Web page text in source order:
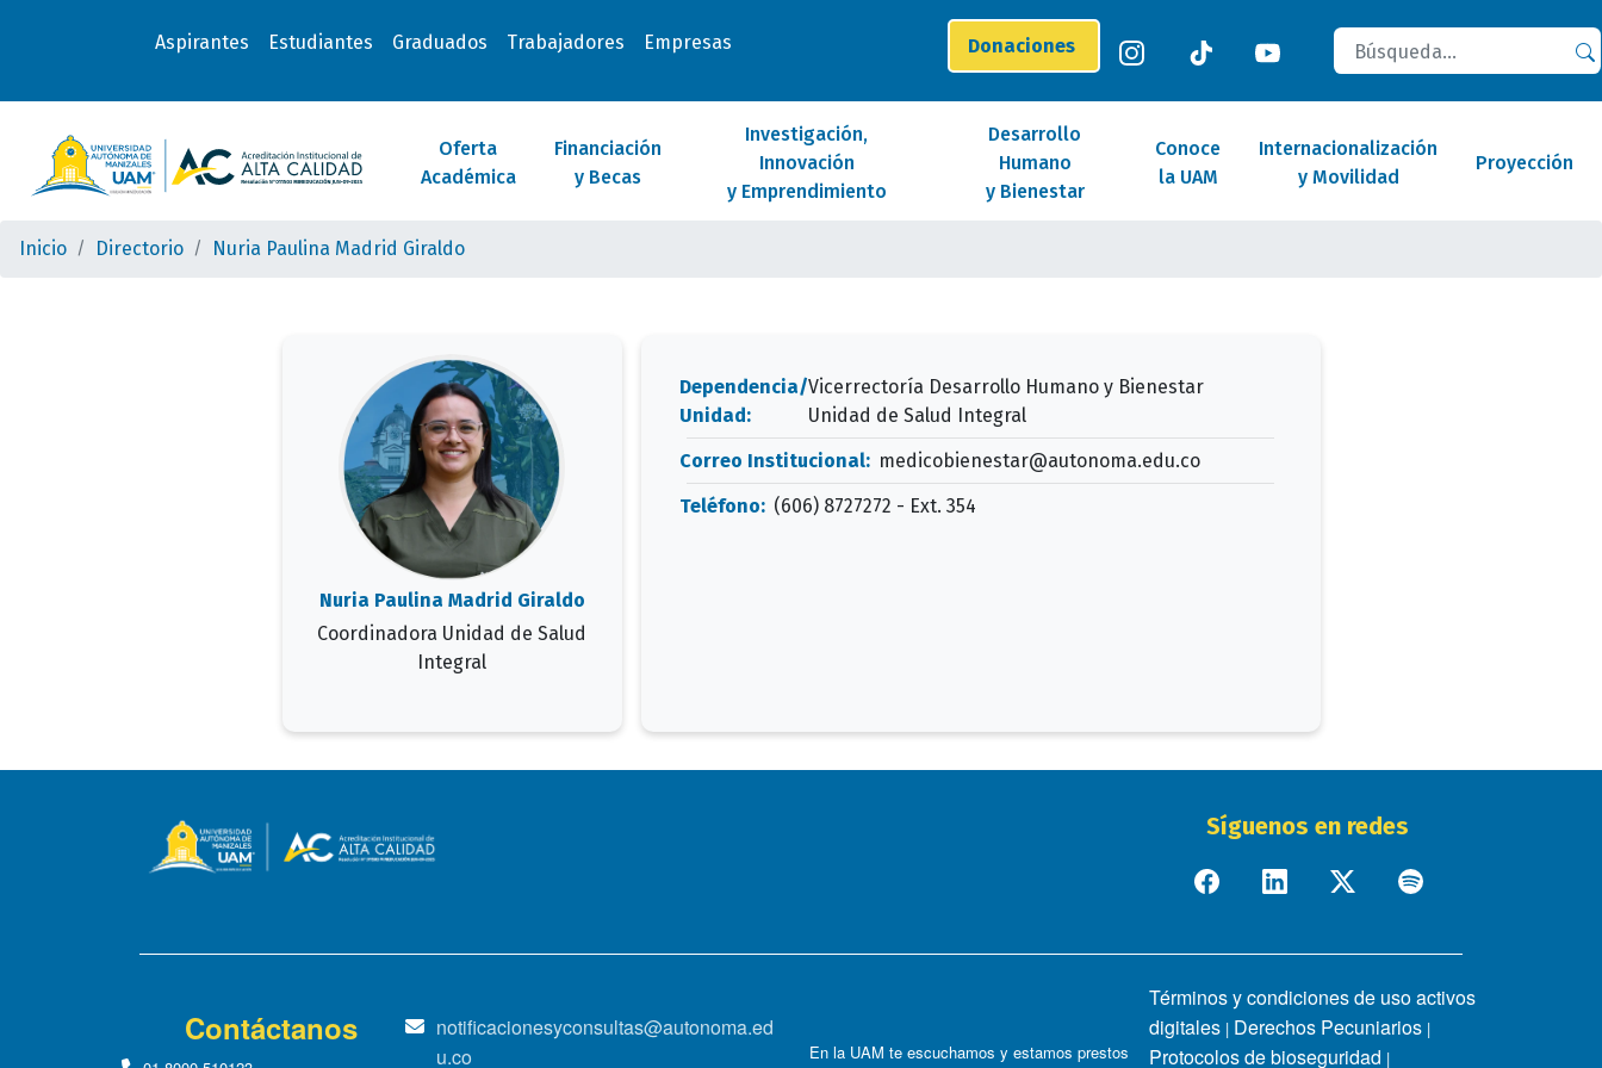
Aspirantes Estudiantes Graduados Trabajadores Empresas Donaciones
Buscar
Oferta
Académica
Financiación
y Becas
Investigación,
Innovación
y Emprendimiento
Desarrollo
Humano
y Bienestar
Conoce
la UAM
Internacionalización
y Movilidad
Proyección
Inicio Directorio Nuria Paulina Madrid Giraldo
Nuria Paulina Madrid Giraldo
Coordinadora Unidad de Salud
Integral
Dependencia/
Unidad:
Vicerrectoría Desarrollo Humano y Bienestar
Unidad de Salud Integral
Correo Institucional: medicobienestar@autonoma.edu.co
Teléfono: (606) 8727272 - Ext. 354
Síguenos en redes
Contáctanos
notificacionesyconsultas@autonoma.ed
u.co
En la UAM te escuchamos y estamos prestos
Términos y condiciones de uso activos
digitales | Derechos Pecuniarios |
Protocolos de bioseguridad |